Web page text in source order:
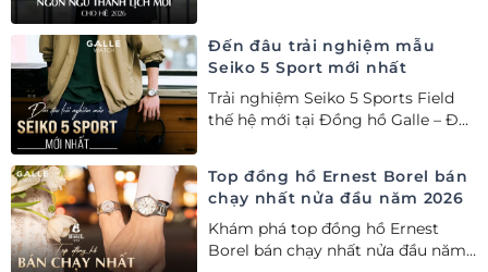
Đến đâu trải nghiệm mẫu
Seiko 5 Sport mới nhất
Trải nghiệm Seiko 5 Sports Field
thế hệ mới tại Đồng hồ Galle – Đại
Top đồng hồ Ernest Borel bán
chạy nhất nửa đầu năm 2026
Khám phá top đồng hồ Ernest
Borel bán chạy nhất nửa đầu năm